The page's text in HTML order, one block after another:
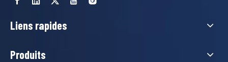
Liens rapides
Produits